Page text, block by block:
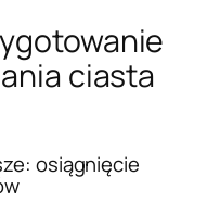
ciasta
osiągnięcie